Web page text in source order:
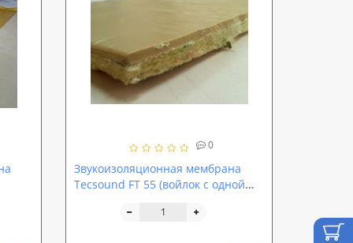
0
Звукоизоляционная мембрана
Tecsound FT 55 (войлок с одной